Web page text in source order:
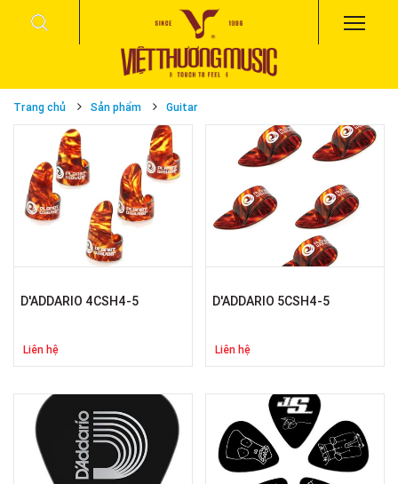
Trang chủ Sản phẩm Guitar
D'ADDARIO 4CSH4-5
Liên hệ
D'ADDARIO 5CSH4-5
Liên hệ